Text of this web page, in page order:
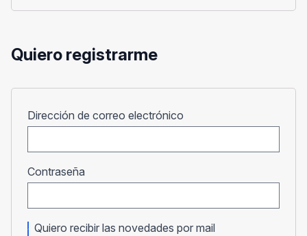
Quiero registrarme
Dirección de correo electrónico
Contraseña
Quiero recibir las novedades por mail